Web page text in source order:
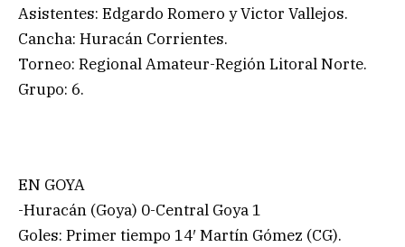
Asistentes: Edgardo Romero y Victor Vallejos.
Cancha: Huracán Corrientes.
Torneo: Regional Amateur-Región Litoral Norte.
Grupo: 6.
EN GOYA
-Huracán (Goya) 0-Central Goya 1
Goles: Primer tiempo 14′ Martín Gómez (CG).